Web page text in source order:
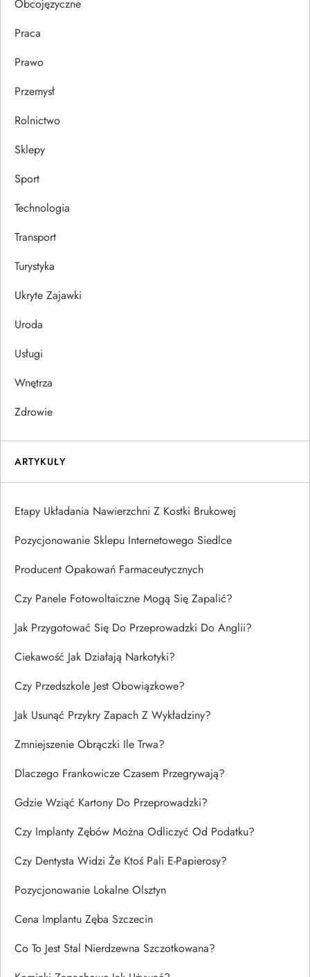
Obcojęzyczne
Praca
Prawo
Przemysł
Rolnictwo
Sklepy
Sport
Technologia
Transport
Turystyka
Ukryte Zajawki
Uroda
Usługi
Wnętrza
Zdrowie
ARTYKUŁY
Etapy Układania Nawierzchni Z Kostki Brukowej
Pozycjonowanie Sklepu Internetowego Siedlce
Producent Opakowań Farmaceutycznych
Czy Panele Fotowoltaiczne Mogą Się Zapalić?
Jak Przygotować Się Do Przeprowadzki Do Anglii?
Ciekawość Jak Działają Narkotyki?
Czy Przedszkole Jest Obowiązkowe?
Jak Usunąć Przykry Zapach Z Wykładziny?
Zmniejszenie Obrączki Ile Trwa?
Dlaczego Frankowicze Czasem Przegrywają?
Gdzie Wziąć Kartony Do Przeprowadzki?
Czy Implanty Zębów Można Odliczyć Od Podatku?
Czy Dentysta Widzi Że Ktoś Pali E-Papierosy?
Pozycjonowanie Lokalne Olsztyn
Cena Implantu Zęba Szczecin
Co To Jest Stal Nierdzewna Szczotkowana?